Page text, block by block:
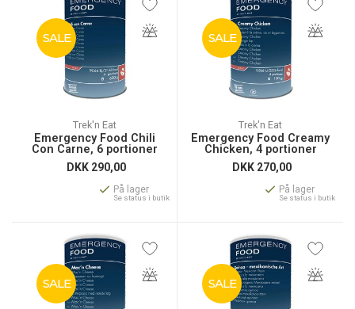
SALE
Trek'n Eat
Emergency Food Chili
Con Carne, 6 portioner
DKK 290,00
På lager
Se status i butik
SALE
Trek'n Eat
Emergency Food Creamy
Chicken, 4 portioner
DKK 270,00
På lager
Se status i butik
SALE SALE